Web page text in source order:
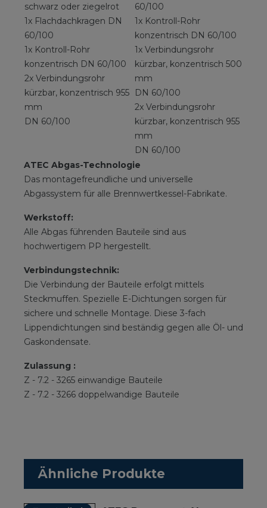
schwarz oder ziegelrot
1x Flachdachkragen DN
60/100
1x Kontroll-Rohr
konzentrisch DN 60/100
2x Verbindungsrohr
kürzbar, konzentrisch 955
mm
DN 60/100
60/100
1x Kontroll-Rohr
konzentrisch DN 60/100
1x Verbindungsrohr
kürzbar, konzentrisch 500
mm
DN 60/100
2x Verbindungsrohr
kürzbar, konzentrisch 955
mm
DN 60/100
ATEC Abgas-Technologie
Das montagefreundliche und universelle
Abgassystem für alle Brennwertkessel-Fabrikate.
Werkstoff:
Alle Abgas führenden Bauteile sind aus
hochwertigem PP hergestellt.
Verbindungstechnik:
Die Verbindung der Bauteile erfolgt mittels
Steckmuffen. Spezielle E-Dichtungen sorgen für
sichere und schnelle Montage. Diese 3-fach
Lippendichtungen sind beständig gegen alle Öl- und
Gaskondensate.
Zulassung :
Z - 7.2 - 3265 einwandige Bauteile
Z - 7.2 - 3266 doppelwandige Bauteile
Ähnliche Produkte